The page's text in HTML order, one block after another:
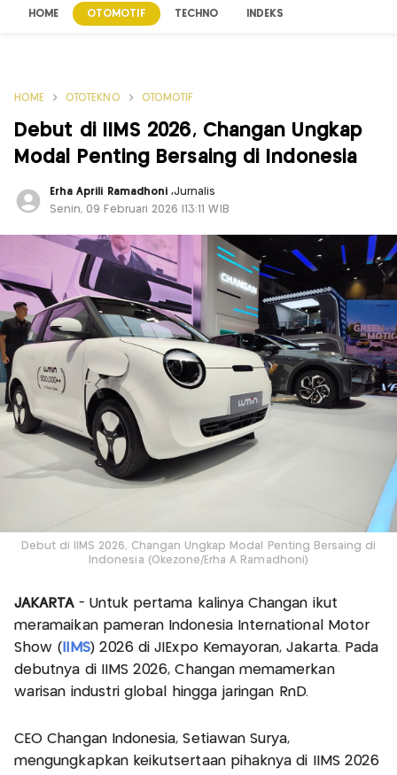
HOME OTOMOTIF TECHNO INDEKS
HOME OTOTEKNO OTOMOTIF
Debut di IIMS 2026, Changan Ungkap
Modal Penting Bersaing di Indonesia
Erha Aprili Ramadhoni,Jurnalis
Senin, 09 Februari 2026 |13:11 WIB
Debut di IIMS 2026, Changan Ungkap Modal Penting Bersaing di
Indonesia (Okezone/Erha A Ramadhoni)
JAKARTA- Untuk pertama kalinya Changan ikut
meramaikan pameran Indonesia International Motor
Show ( IIMS) 2026 di JIExpo Kemayoran, Jakarta. Pada
debutnya di IIMS 2026, Changan memamerkan
warisan industri global hingga jaringan RnD.
CEO Changan Indonesia, Setiawan Surya,
mengungkapkan keikutsertaan pihaknya di IIMS 2026